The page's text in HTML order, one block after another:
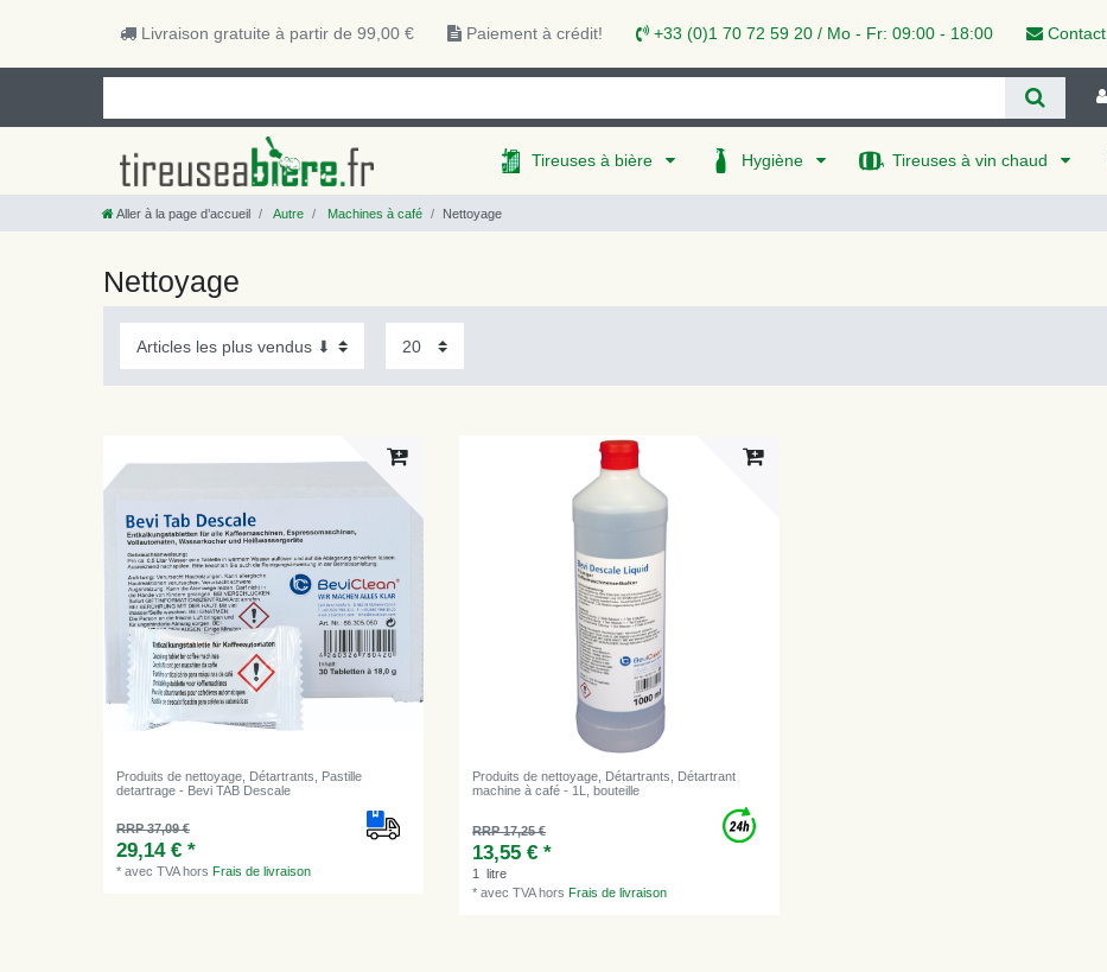
Livraison gratuite à partir de 99,00 € Paiement à crédit! +33 (0)1 70 72 59 20 / Mo - Fr: 09:00 - 18:00 Contact
Tireuses à bière Hygiène Tireuses à vin chaud
Aller à la page d’accueil Autre Machines à café Nettoyage
Nettoyage
Produits de nettoyage, Détartrants, Pastille
detartrage - Bevi TAB Descale
RRP 37,09 €
29,14 € *
*avec TVAhorsFrais de livraison
Produits de nettoyage, Détartrants, Détartrant
machine à café - 1L, bouteille
RRP 17,25 €
13,55 € *
1
litre
*avec TVAhorsFrais de livraison